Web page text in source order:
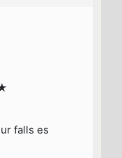
falls es